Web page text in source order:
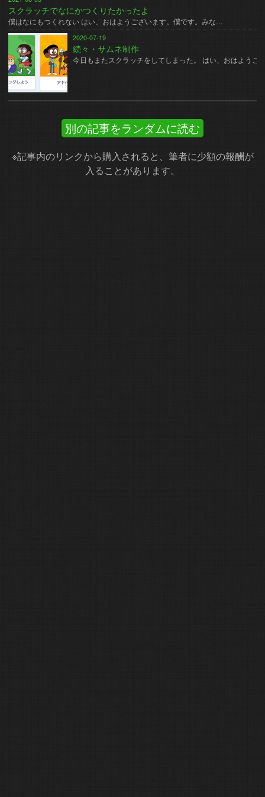
スクラッチでなにかつくりたかったよ
僕はなにもつくれない はい、おはようございます。僕です。みな…
2020-07-19
続々・サムネ制作
今日もまたスクラッチをしてしまった。 はい、おはようご
別の記事をランダムに読む
※記事内のリンクから購入されると、筆者に少額の報酬が
入ることがあります。